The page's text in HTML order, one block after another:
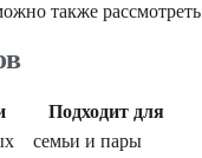
также рассмотреть
Подходит для
семьи и пары